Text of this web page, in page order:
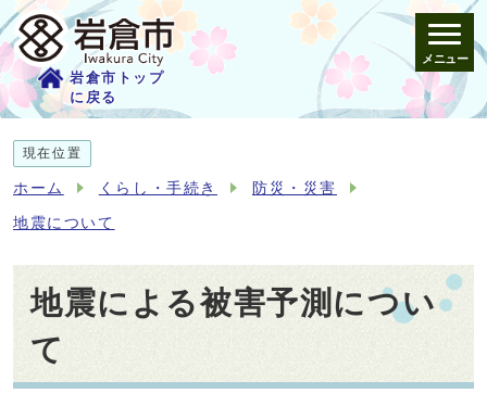
岩倉市トップ
に戻る
メニュー
現在位置
ホーム くらし・手続き 防災・災害
地震について
地震による被害予測につい
て